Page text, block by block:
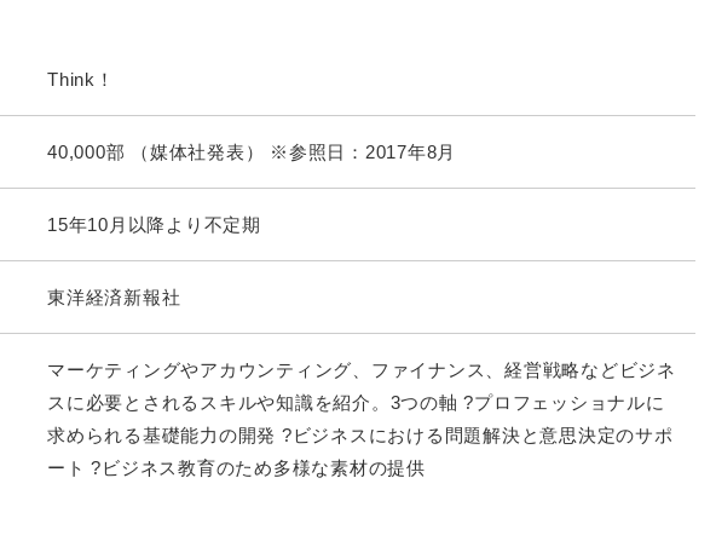
Think！
40,000部 （媒体社発表） ※参照日：2017年8月
15年10月以降より不定期
東洋経済新報社
マーケティングやアカウンティング、ファイナンス、経営戦略などビジネ
スに必要とされるスキルや知識を紹介。3つの軸 ?プロフェッショナルに
求められる基礎能力の開発 ?ビジネスにおける問題解決と意思決定のサポ
ート ?ビジネス教育のため多様な素材の提供